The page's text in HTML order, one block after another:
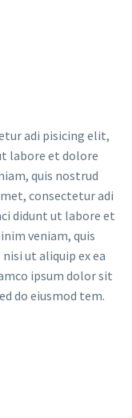
adi pisicing elit,
labore et dolore
quis nostrud
consectetur adi
didunt ut labore et
veniam, quis
ut aliquip ex ea
ipsum dolor sit
do eiusmod tem.